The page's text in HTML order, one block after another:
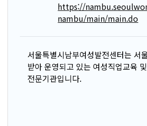
https://
nambu/main/main.do
서울특별시남부여성발전센터는 서
받아 운영되고 있는 여성직업교육
전문기관입니다.